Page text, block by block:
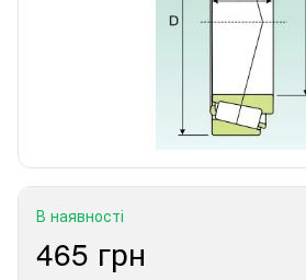
В наявності
465 грн